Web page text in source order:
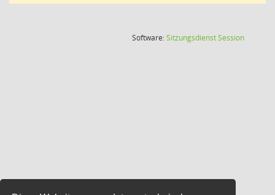
Software:SitzungsdienstSession(Wird in